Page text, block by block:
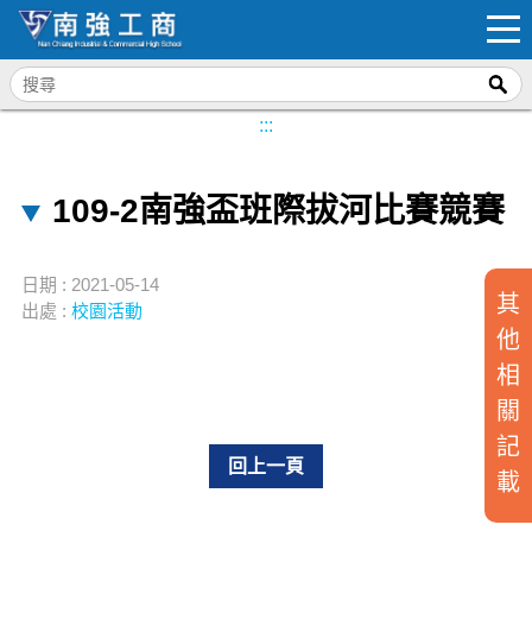
:::
109-2南強盃班際拔河比賽競賽
日期 : 2021-05-14
出處 : 校園活動
回上一頁
其
他
相
關
記
載